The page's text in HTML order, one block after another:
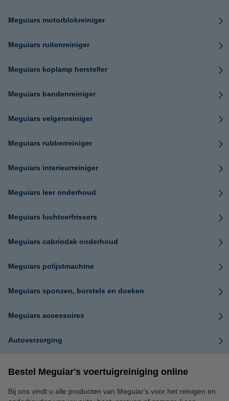
Meguiars motorblokreiniger
Meguiars ruitenreiniger
Meguiars koplamp hersteller
Meguiars bandenreiniger
Meguiars velgenreiniger
Meguiars rubberreiniger
Meguiars interieurreiniger
Meguiars leer onderhoud
Meguiars luchtverfrissers
Meguiars cabriodak onderhoud
Meguiars polijstmachine
Meguiars sponzen, borstels en doeken
Meguiars accessoires
Autoverzorging
Bestel Meguiar's voertuigreiniging online
Bij ons vindt u alle producten van Meguiar's voor het reinigen en